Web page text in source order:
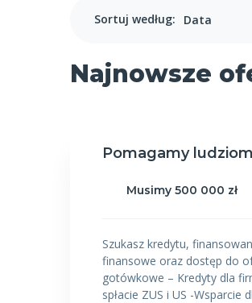
Sortuj według:
Najnowsze
Pomagamy
Musimy 500 000 zł
Szukasz kredytu,
finansowe oraz dostęp do
gotówkowe – Kredyty dla
spłacie ZUS i US -